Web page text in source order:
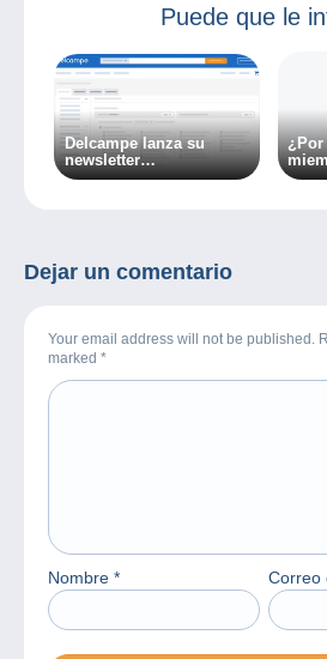
Puede que le
Delcampe lanza su
newsletter
personalizada: ¡a partir
¿Por
Dejar un comentario
Your email address will not be published.
marked *
Nombre * Correo